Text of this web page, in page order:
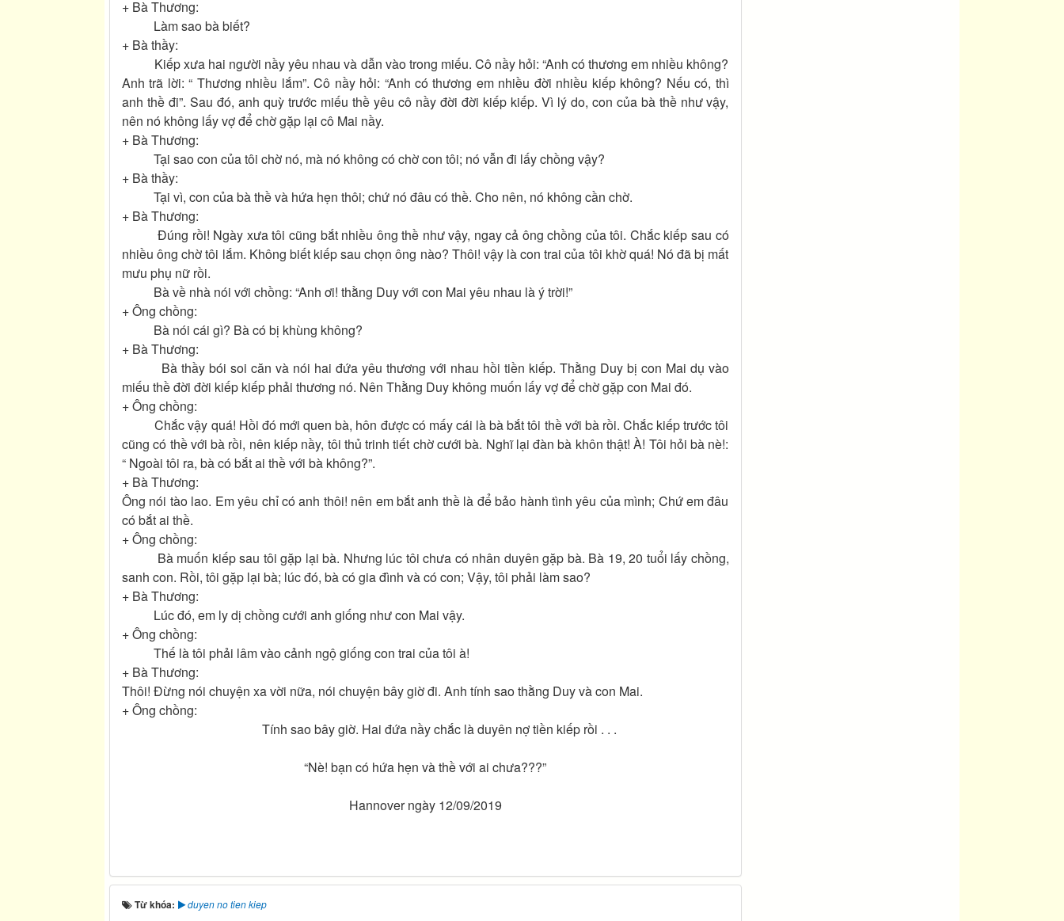
+ Bà Thương:
Làm sao bà biết?
+ Bà thầy:
Kiếp xưa hai người nầy yêu nhau và dẫn vào trong miếu. Cô nầy hỏi: “Anh có thương em nhiều không?
Anh trã lời: “ Thương nhiều lắm”. Cô nầy hỏi: “Anh có thương em nhiều đời nhiều kiếp không? Nếu có, thì
anh thề đi”. Sau đó, anh quỳ trước miếu thề yêu cô nầy đời đời kiếp kiếp. Vì lý do, con của bà thề như vậy,
nên nó không lấy vợ để chờ gặp lại cô Mai nầy.
+ Bà Thương:
Tại sao con của tôi chờ nó, mà nó không có chờ con tôi; nó vẫn đi lấy chồng vậy?
+ Bà thầy:
Tại vì, con của bà thề và hứa hẹn thôi; chứ nó đâu có thề. Cho nên, nó không cần chờ.
+ Bà Thương:
Đúng rồi! Ngày xưa tôi cũng bắt nhiều ông thề như vậy, ngay cả ông chồng của tôi. Chắc kiếp sau có
nhiều ông chờ tôi lắm. Không biết kiếp sau chọn ông nào? Thôi! vậy là con trai của tôi khờ quá! Nó đã bị mất
mưu phụ nữ rồi.
Bà về nhà nói với chồng: “Anh ơi! thằng Duy với con Mai yêu nhau là ý trời!”
+ Ông chồng:
Bà nói cái gì? Bà có bị khùng không?
+ Bà Thương:
Bà thầy bói soi căn và nói hai đứa yêu thương với nhau hồi tiền kiếp. Thằng Duy bị con Mai dụ vào
miếu thề đời đời kiếp kiếp phải thương nó. Nên Thằng Duy không muốn lấy vợ để chờ gặp con Mai đó.
+ Ông chồng:
Chắc vậy quá! Hồi đó mới quen bà, hôn được có mấy cái là bà bắt tôi thề với bà rồi. Chắc kiếp trước tôi
cũng có thề với bà rồi, nên kiếp nầy, tôi thủ trinh tiết chờ cưới bà. Nghĩ lại đàn bà khôn thật! À! Tôi hỏi bà nè!:
“ Ngoài tôi ra, bà có bắt ai thề với bà không?”.
+ Bà Thương:
Ông nói tào lao. Em yêu chỉ có anh thôi! nên em bắt anh thề là để bảo hành tình yêu của mình; Chứ em đâu
có bắt ai thề.
+ Ông chồng:
Bà muốn kiếp sau tôi gặp lại bà. Nhưng lúc tôi chưa có nhân duyên gặp bà. Bà 19, 20 tuổi lấy chồng,
sanh con. Rồi, tôi gặp lại bà; lúc đó, bà có gia đình và có con; Vậy, tôi phải làm sao?
+ Bà Thương:
Lúc đó, em ly dị chồng cưới anh giống như con Mai vậy.
+ Ông chồng:
Thế là tôi phải lâm vào cảnh ngộ giống con trai của tôi à!
+ Bà Thương:
Thôi! Đừng nói chuyện xa vời nữa, nói chuyện bây giờ đi. Anh tính sao thằng Duy và con Mai.
+ Ông chồng:
Tính sao bây giờ. Hai đứa nầy chắc là duyên nợ tiền kiếp rồi . . .
“Nè! bạn có hứa hẹn và thề với ai chưa???”
Hannover ngày 12/09/2019
Từ khóa: duyen no tien kiep